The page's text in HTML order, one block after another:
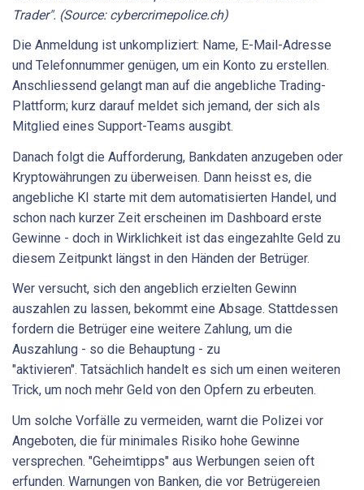
Trader". (Source: cybercrimepolice.ch)
Die Anmeldung ist unkompliziert: Name, E-Mail-Adresse
und Telefonnummer genügen, um ein Konto zu erstellen.
Anschliessend gelangt man auf die angebliche Trading-
Plattform; kurz darauf meldet sich jemand, der sich als
Mitglied eines Support-Teams ausgibt.
Danach folgt die Aufforderung, Bankdaten anzugeben oder
Kryptowährungen zu überweisen. Dann heisst es, die
angebliche KI starte mit dem automatisierten Handel, und
schon nach kurzer Zeit erscheinen im Dashboard erste
Gewinne - doch in Wirklichkeit ist das eingezahlte Geld zu
diesem Zeitpunkt längst in den Händen der Betrüger.
Wer versucht, sich den angeblich erzielten Gewinn
auszahlen zu lassen, bekommt eine Absage. Stattdessen
fordern die Betrüger eine weitere Zahlung, um die
Auszahlung - so die Behauptung - zu
"aktivieren". Tatsächlich handelt es sich um einen weiteren
Trick, um noch mehr Geld von den Opfern zu erbeuten.
Um solche Vorfälle zu vermeiden, warnt die Polizei vor
Angeboten, die für minimales Risiko hohe Gewinne
versprechen. "Geheimtipps" aus Werbungen seien oft
erfunden. Warnungen von Banken, die vor Betrügereien